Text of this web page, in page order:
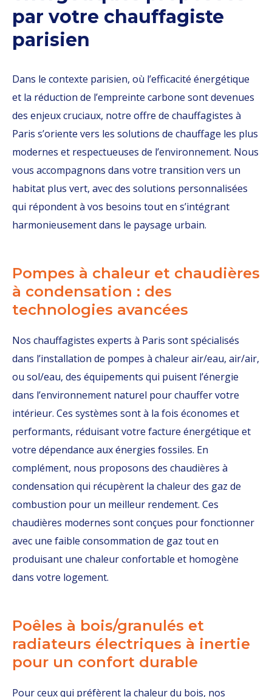
par votre chauffagiste
parisien
Dans le contexte parisien, où l’efficacité énergétique
et la réduction de l’empreinte carbone sont devenues
des enjeux cruciaux, notre offre de chauffagistes à
Paris s’oriente vers les solutions de chauffage les plus
modernes et respectueuses de l’environnement. Nous
vous accompagnons dans votre transition vers un
habitat plus vert, avec des solutions personnalisées
qui répondent à vos besoins tout en s’intégrant
harmonieusement dans le paysage urbain.
Pompes à chaleur et chaudières
à condensation : des
technologies avancées
Nos chauffagistes experts à Paris sont spécialisés
dans l’installation de pompes à chaleur air/eau, air/air,
ou sol/eau, des équipements qui puisent l’énergie
dans l’environnement naturel pour chauffer votre
intérieur. Ces systèmes sont à la fois économes et
performants, réduisant votre facture énergétique et
votre dépendance aux énergies fossiles. En
complément, nous proposons des chaudières à
condensation qui récupèrent la chaleur des gaz de
combustion pour un meilleur rendement. Ces
chaudières modernes sont conçues pour fonctionner
avec une faible consommation de gaz tout en
produisant une chaleur confortable et homogène
dans votre logement.
Poêles à bois/granulés et
radiateurs électriques à inertie
pour un confort durable
Pour ceux qui préfèrent la chaleur du bois, nos